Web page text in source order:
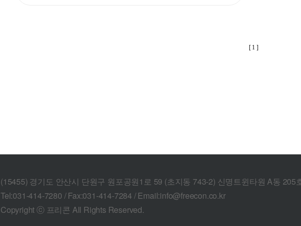
[ 1 ]
(15455) 경기도 안산시 단원구 원포공원1로 59 (초지동 743-2) 신명트윈타원 A동 205
Tel:031-414-7280 / Fax:031-414-7284 / Email:info@freecon.co.kr
Copyright ⓒ 프리콘 All Rights Reserved.